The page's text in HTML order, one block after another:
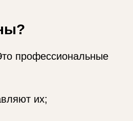
профессиональные
их;